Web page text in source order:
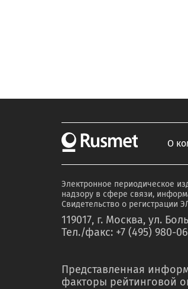
О
Электронное периодическое
надзору в сфере связи,
Свидетельство о регистрации
119017, г. Москва, ул.
Тел./факс: +7 (495) 980-
Представленная
факторы рейтинговой